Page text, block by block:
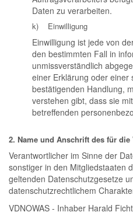
Daten zu verarbeiten.
k) Einwilligung
Einwilligung ist jede von
den bestimmten Fall in
unmissverständlich
einer Erklärung oder einer
bestätigenden Handlung,
verstehen gibt, dass sie
betreffenden
2. Name und Anschrift des für
Verantwortlicher im Sinne der
sonstiger in den Mitgliedstaaten
geltenden Datenschutzgesetze
datenschutzrechtlichem
VDNOWAS - Inhaber Harald